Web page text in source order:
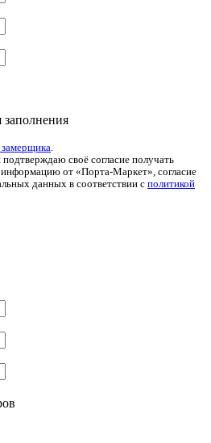
заполнения
замерщика.
своё согласие получать
от «Порта-Маркет», согласие
данных в соответствии с политикой